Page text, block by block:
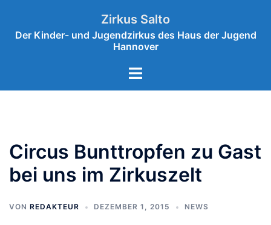
springen
Zirkus Salto
Der Kinder- und Jugendzirkus des Haus der Jugend
Hannover
Menü
Circus Bunttropfen zu Gast
bei uns im Zirkuszelt
VON REDAKTEUR DEZEMBER 1, 2015 NEWS